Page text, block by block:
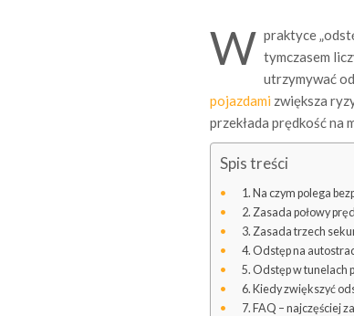
W praktyce
tymczasem
utrzymywać
pojazdami zwiększa
przekłada prędkość na
Spis treści
Na czym polega
Zasada połowy
Zasada trzech
Odstęp na
Odstęp w tunelach
Kiedy zwiększyć
FAQ – najczęściej